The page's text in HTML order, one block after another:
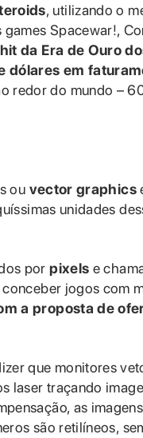
, utilizando o
Spacewar!,
da Era de Ouro
dólares em
redor do mundo –
ou vector graphics
unidades
porpixels e
jogos com
a proposta de
que monitores
laser traçando
as
são retilíneos,